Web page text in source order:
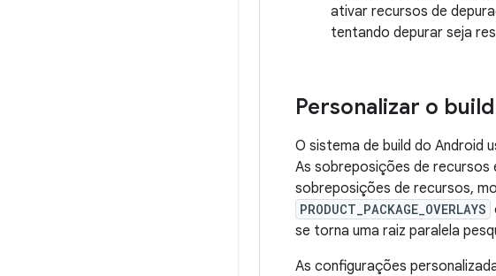
ativar recursos de
tentando depurar seja
Personalizar o
O sistema de build do Android
As sobreposições de recursos
sobreposições de recursos,
PRODUCT_PACKAGE_OVERLAYS
se torna uma raiz paralela
As configurações